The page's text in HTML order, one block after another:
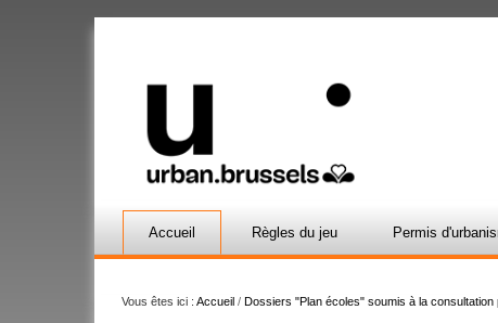
Accueil Règles du jeu Permis
Vous êtes ici : Accueil / Dossiers "Plan écoles" soumis à la consultation